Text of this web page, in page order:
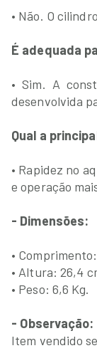
• Não. O
É adequada
• Sim. A
desenvolvida
Qual a
• Rapidez no
e operação
- Dimensões:
•
• Altura: 26,4
• Peso: 6,6 Kg.
- Observação:
Item vendido